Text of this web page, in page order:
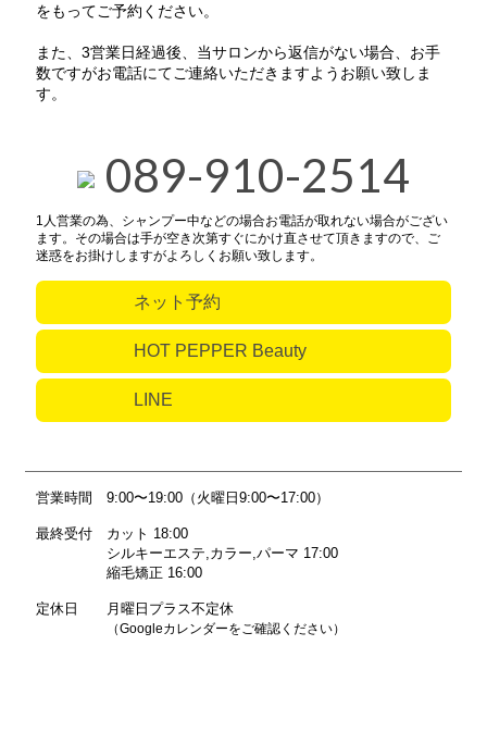
をもってご予約ください。
また、3営業日経過後、当サロンから返信がない場合、お手
数ですがお電話にてご連絡いただきますようお願い致しま
す。
089-910-2514
1人営業の為、シャンプー中などの場合お電話が取れない場合がござい
ます。その場合は手が空き次第すぐにかけ直させて頂きますので、ご
迷惑をお掛けしますがよろしくお願い致します。
ネット予約
HOT PEPPER Beauty
LINE
営業時間 9:00〜19:00（火曜日9:00〜17:00）
最終受付
カット 18:00
シルキーエステ,カラー,パーマ 17:00
縮毛矯正 16:00
定休日 月曜日プラス不定休
（Googleカレンダーをご確認ください）